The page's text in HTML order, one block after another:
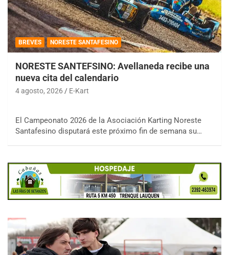
BREVES NORESTE SANTAFESINO
NORESTE SANTEFSINO: Avellaneda recibe una
nueva cita del calendario
4 agosto, 2026 E-Kart
El Campeonato 2026 de la Asociación Karting Noreste
Santafesino disputará este próximo fin de semana su…